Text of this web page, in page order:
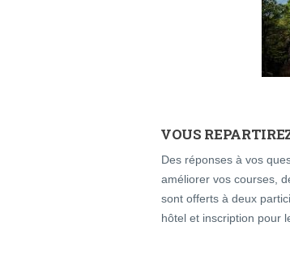
VOUS
Des réponses à vos
améliorer vos courses,
sont offerts à deux
hôtel et inscription pour